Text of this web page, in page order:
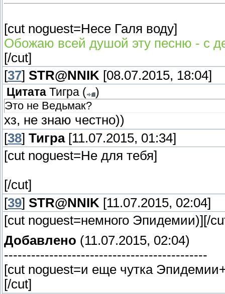
[cut noguest=Несе Галя воду]
Обожаю всей душой эту песню - с
[/cut]
[37] STR@NNIK [08.07.2015, 18:04]
Цитата Тигра (
)
Это не Ведьмак?
хз, не знаю честно))
[38] Тигра[11.07.2015, 01:34]
[cut noguest=Не для тебя]
[/cut]
[39] STR@NNIK [11.07.2015, 02:04]
[cut noguest=немного Эпидемии)] [/
Добавлено (11.07.2015, 02:04)
---------------------------------------------
[cut noguest=и еще чутка
[/cut]